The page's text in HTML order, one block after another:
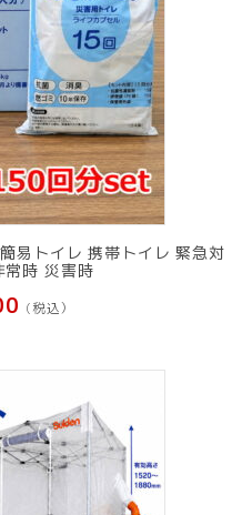
易トイレ 携帯トイレ 緊急対
常時 災害時
(税込）